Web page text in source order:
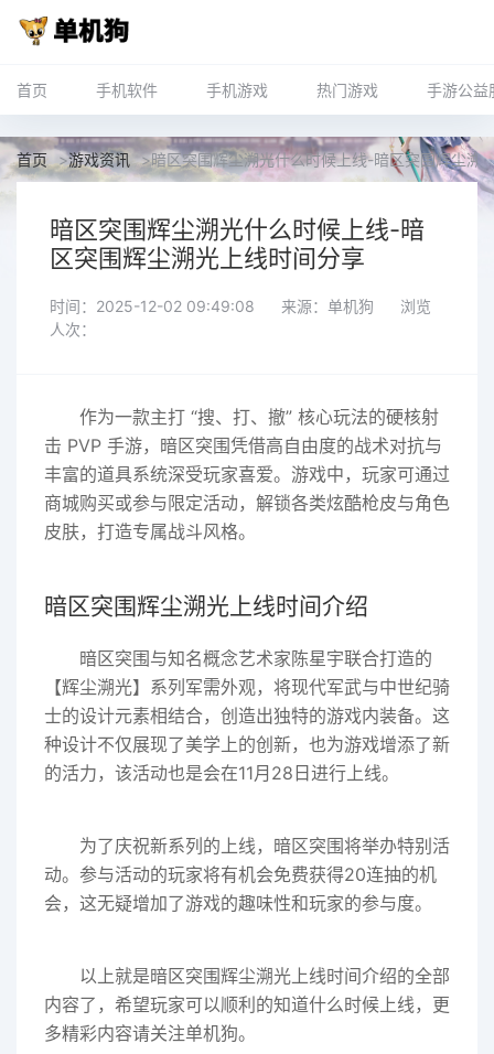
首页 手机软件 手机游戏 热门游戏 手游公益
首页 >游戏资讯 >暗区突围辉尘溯光什么时候上线-暗区突围辉尘溯
暗区突围辉尘溯光什么时候上线-暗
区突围辉尘溯光上线时间分享
时间：2025-12-02 09:49:08 来源：单机狗
浏览
人次：
作为一款主打 “搜、打、撤” 核心玩法的硬核射
击 PVP 手游，暗区突围凭借高自由度的战术对抗与
丰富的道具系统深受玩家喜爱。游戏中，玩家可通过
商城购买或参与限定活动，解锁各类炫酷枪皮与角色
皮肤，打造专属战斗风格。
暗区突围辉尘溯光上线时间介绍
暗区突围与知名概念艺术家陈星宇联合打造的
【辉尘溯光】系列军需外观，将现代军武与中世纪骑
士的设计元素相结合，创造出独特的游戏内装备。这
种设计不仅展现了美学上的创新，也为游戏增添了新
的活力，该活动也是会在11月28日进行上线。
为了庆祝新系列的上线，暗区突围将举办特别活
动。参与活动的玩家将有机会免费获得20连抽的机
会，这无疑增加了游戏的趣味性和玩家的参与度。
以上就是暗区突围辉尘溯光上线时间介绍的全部
内容了，希望玩家可以顺利的知道什么时候上线，更
多精彩内容请关注单机狗。